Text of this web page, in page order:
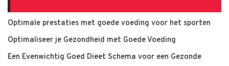
Optimale prestaties met goede voeding voor het sporten
Optimaliseer je Gezondheid met Goede Voeding
Een Evenwichtig Goed Dieet Schema voor een Gezonde